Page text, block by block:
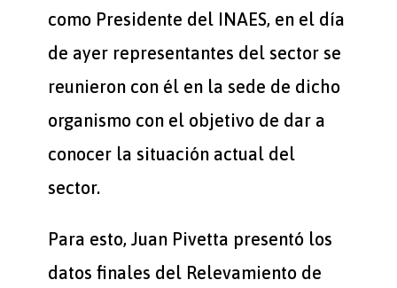
como Presidente del INAES, en el día
de ayer representantes del sector se
reunieron con él en la sede de dicho
organismo con el objetivo de dar a
conocer la situación actual del
sector.
Para esto, Juan Pivetta presentó los
datos finales del Relevamiento de